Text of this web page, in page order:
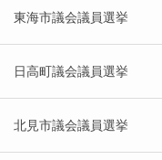
東海市議会議員選挙
日高町議会議員選挙
北見市議会議員選挙